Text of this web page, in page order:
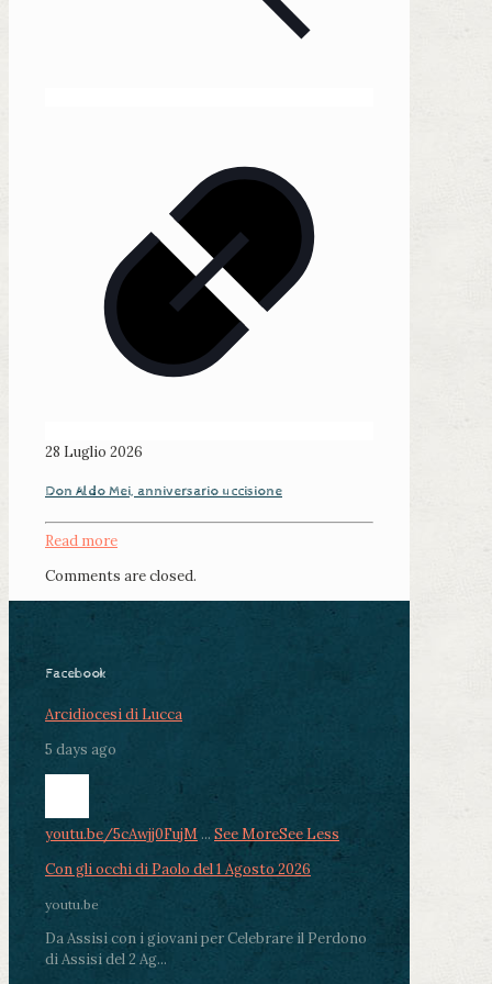
28 Luglio 2026
Don Aldo Mei, anniversario uccisione
Read more
Comments are closed.
Facebook
Arcidiocesi di Lucca
5 days ago
youtu.be/5cAwjj0FujM ... See MoreSee Less
Con gli occhi di Paolo del 1 Agosto 2026
youtu.be
Da Assisi con i giovani per Celebrare il Perdono
di Assisi del 2 Ag...